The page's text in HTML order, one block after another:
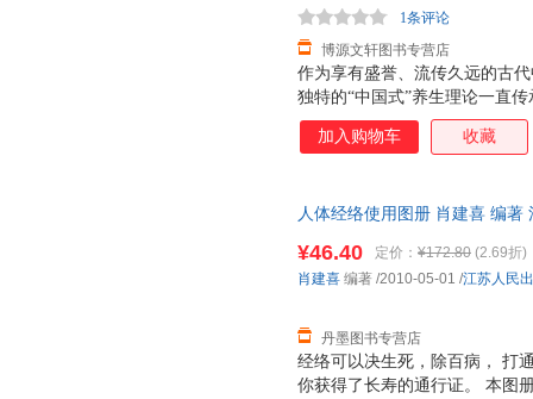
作为享有盛誉、流传久远的古
独特的“中国式”养生理论一直
医学的源头，系统地总结了古
和宇宙生命相应的规律，以阴
现象，《灵枢》则更侧重于实
医养生理论的精髓
博源文轩图书专营店
1条评论
加入购物车 收藏
人体经络使用图册 肖建喜 编著
经络可以决生死，除百病， 打
你获得了长寿的通行证。 本图
¥46.40 定价： ¥172.80 (2.69折)
丹墨图书专营店
肖建喜 编著 /2010-05-01 /江苏人民